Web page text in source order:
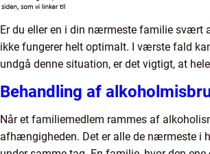
Er du eller en i din nærmeste familie svært
ikke fungerer helt optimalt. I værste fald
undgå denne situation, er det vigtigt, at
Behandling af
Når et familiemedlem rammes af
afhængigheden. Det er alle de nærmeste i